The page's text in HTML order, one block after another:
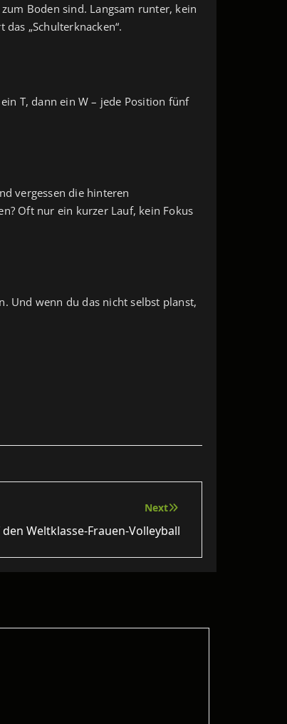
Boden sind. Langsam runter, kein
„Schulterknacken“.
T, dann ein W – jede Position fünf
vergessen die hinteren
Oft nur ein kurzer Lauf, kein Fokus
Und wenn du das nicht selbst planst,
Next
Weltklasse‑Frauen‑Volleyball